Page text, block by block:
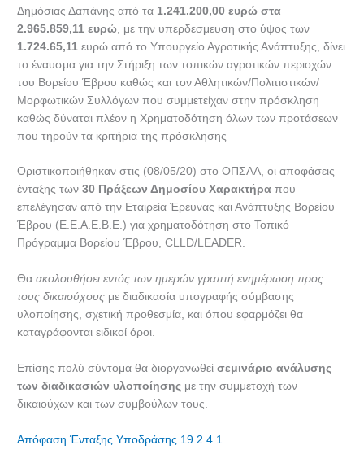
Δημόσιας Δαπάνης από τα 1.241.200,00 ευρώ στα
2.965.859,11 ευρώ , με την υπερδεσμευση στο ύψος των
1.724.65,11ευρώ από το Υπουργείο Αγροτικής Ανάπτυξης, δίνει
το έναυσμα για την Στήριξη των τοπικών αγροτικών περιοχών
του Βορείου Έβρου καθώς και τον Αθλητικών/Πολιτιστικών/
Μορφωτικών Συλλόγων που συμμετείχαν στην πρόσκληση
καθώς δύναται πλέον η Χρηματοδότηση όλων των προτάσεων
που τηρούν τα κριτήρια της πρόσκλησης
Οριστικοποιήθηκαν στις (08/05/20) στο ΟΠΣΑΑ, οι αποφάσεις
ένταξης των 30 Πράξεων Δημοσίου Χαρακτήρα που
επελέγησαν από την Εταιρεία Έρευνας και Ανάπτυξης Βορείου
Έβρου (Ε.Ε.Α.Ε.Β.Ε.) για χρηματοδότηση στο Τοπικό
Πρόγραμμα Βορείου Έβρου, CLLD/LEADER.
Θα ακολουθήσει εντός των ημερών γραπτή ενημέρωση προς
τους δικαιούχους με διαδικασία υπογραφής σύμβασης
υλοποίησης, σχετική προθεσμία, και όπου εφαρμόζει θα
καταγράφονται ειδικοί όροι.
Επίσης πολύ σύντομα θα διοργανωθείσεμινάριο ανάλυσης
των διαδικασιών υλοποίησης με την συμμετοχή των
δικαιούχων και των συμβούλων τους.
Απόφαση Ένταξης Υποδράσης 19.2.4.1